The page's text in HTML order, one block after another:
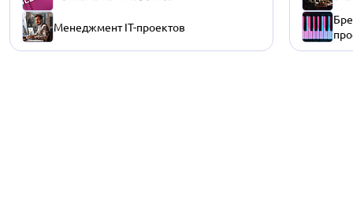
Менеджмент IT-проектов